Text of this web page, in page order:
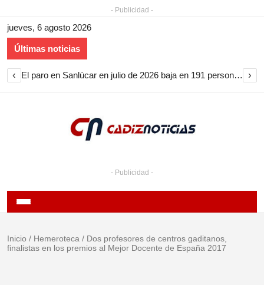
- Publicidad -
jueves, 6 agosto 2026
Últimas noticias
‹ El paro en Sanlúcar en julio de 2026 baja en 191 personas y encadena nueve meses de descenso ›
- Publicidad -
Inicio / Hemeroteca / Dos profesores de centros gaditanos,
finalistas en los premios al Mejor Docente de España 2017